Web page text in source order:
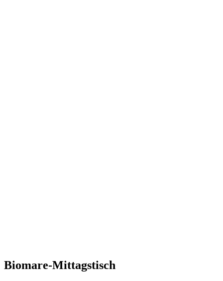
Biomare-Mittagstisch